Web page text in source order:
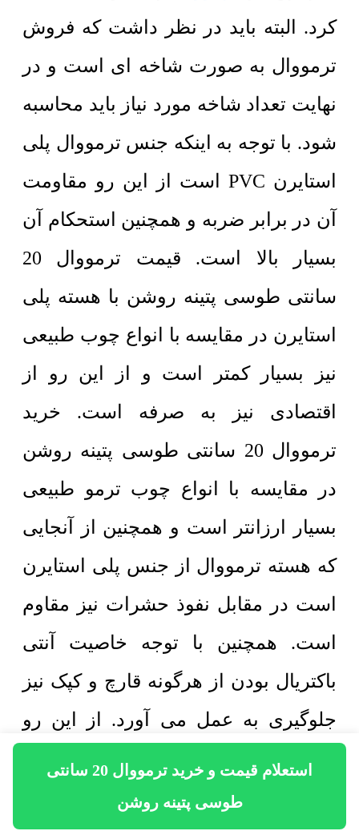
استعلام قیمت و خرید ترمووال 20 سانتی
طوسی پتینه روشن
کرد. البته باید در نظر داشت که فروش
ترمووال به صورت شاخه ای است و در
نهایت تعداد شاخه مورد نیاز باید محاسبه
شود. با توجه به اینکه جنس ترمووال پلی
استایرن PVC است از این رو مقاومت
آن در برابر ضربه و همچنین استحکام آن
بسیار بالا است. قیمت ترمووال 20
سانتی طوسی پتینه روشن با هسته پلی
استایرن در مقایسه با انواع چوب طبیعی
نیز بسیار کمتر است و از این رو از
اقتصادی نیز به صرفه است. خرید
ترمووال 20 سانتی طوسی پتینه روشن
در مقایسه با انواع چوب ترمو طبیعی
بسیار ارزانتر است و همچنین از آنجایی
که هسته ترمووال از جنس پلی استایرن
است در مقابل نفوذ حشرات نیز مقاوم
است. همچنین با توجه خاصیت آنتی
باکتریال بودن از هرگونه قارچ و کپک نیز
جلوگیری به عمل می آورد. از این رو
میتوان ترمووال 20 سانتی طوسی پتینه
روشن را در محیط مسکونی، اداری و